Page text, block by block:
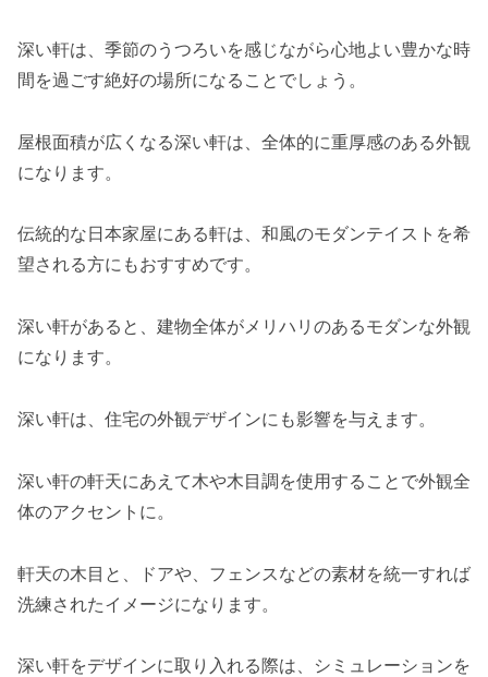
深い軒は、季節のうつろいを感じながら心地よい豊かな時
間を過ごす絶好の場所になることでしょう。
屋根面積が広くなる深い軒は、全体的に重厚感のある外観
になります。
伝統的な日本家屋にある軒は、和風のモダンテイストを希
望される方にもおすすめです。
深い軒があると、建物全体がメリハリのあるモダンな外観
になります。
深い軒は、住宅の外観デザインにも影響を与えます。
深い軒の軒天にあえて木や木目調を使用することで外観全
体のアクセントに。
軒天の木目と、ドアや、フェンスなどの素材を統一すれば
洗練されたイメージになります。
深い軒をデザインに取り入れる際は、シミュレーションを